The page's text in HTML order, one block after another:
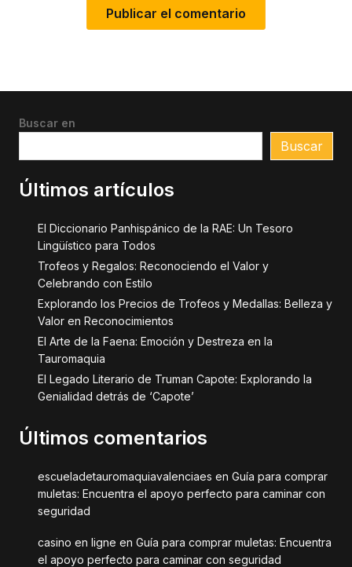
Buscar en
Buscar
Últimos artículos
El Diccionario Panhispánico de la RAE: Un Tesoro
Lingüístico para Todos
Trofeos y Regalos: Reconociendo el Valor y
Celebrando con Estilo
Explorando los Precios de Trofeos y Medallas: Belleza y
Valor en Reconocimientos
El Arte de la Faena: Emoción y Destreza en la
Tauromaquia
El Legado Literario de Truman Capote: Explorando la
Genialidad detrás de ‘Capote’
Últimos comentarios
escueladetauromaquiavalenciaes en Guía para comprar
muletas: Encuentra el apoyo perfecto para caminar con
seguridad
casino en ligne en Guía para comprar muletas: Encuentra
el apoyo perfecto para caminar con seguridad